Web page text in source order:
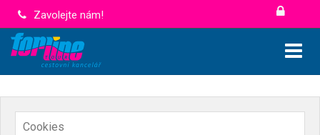
Zavolejte nám!
Cookies